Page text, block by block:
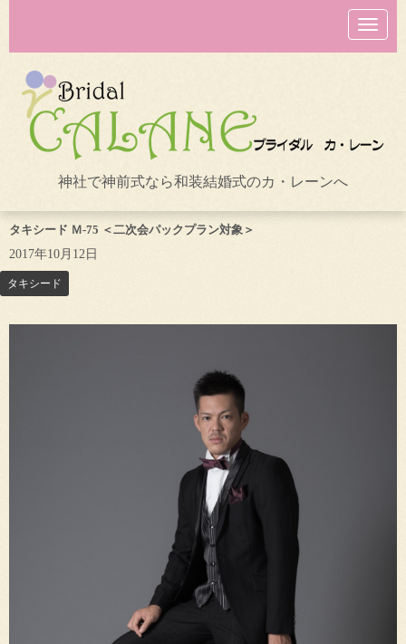
N
a
v
o
n
神社で神前式なら和装結婚式のカ・レーンへ
タキシード Ｍ-75 ＜二次会パックプラン対象＞
2017年10月12日
タキシード